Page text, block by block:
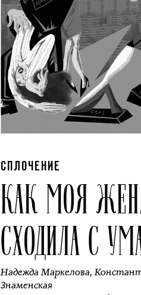
СПЛОЧЕНИЕ
КАК МОЯ
СХОДИЛА С
Надежда Маркелова,
Знаменская